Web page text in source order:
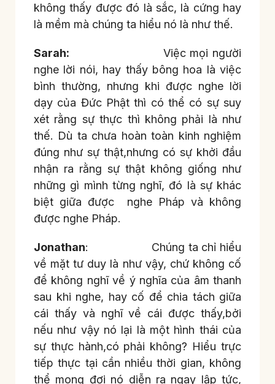
không thấy được đó là sắc, là cứng hay
là mềm mà chúng ta hiểu nó là như thế.
Sarah: Việc mọi người
nghe lời nói, hay thấy bông hoa là việc
bình thường, nhưng khi được nghe lời
dạy của Đức Phật thì có thể có sự suy
xét rằng sự thực thì không phải là như
thế. Dù ta chưa hoàn toàn kinh nghiệm
đúng như sự thật,nhưng có sự khởi đầu
nhận ra rằng sự thật không giống như
những gì mình từng nghĩ, đó là sự khác
biệt giữa được nghe Pháp và không
được nghe Pháp.
Jonathan: Chúng ta chỉ hiểu
về mặt tư duy là như vậy, chứ không cố
để không nghĩ về ý nghĩa của âm thanh
sau khi nghe, hay cố để chia tách giữa
cái thấy và nghĩ về cái được thấy,bởi
nếu như vậy nó lại là một hình thái của
sự thực hành,có phải không? Hiểu trực
tiếp thực tại cần nhiều thời gian, không
thể mong đợi nó diễn ra ngay lập tức,